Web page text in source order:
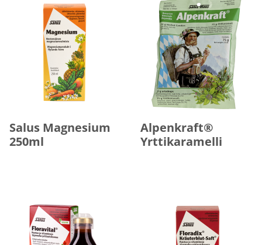
Salus Magnesium
250ml
Alpenkraft®
Yrttikaramelli